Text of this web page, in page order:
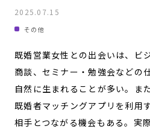
2025.07.15
その他
既婚営業女性との出会いは、ビ
商談、セミナー・勉強会などの
自然に生まれることが多い。ま
既婚者マッチングアプリを利用
相手とつながる機会もある。実